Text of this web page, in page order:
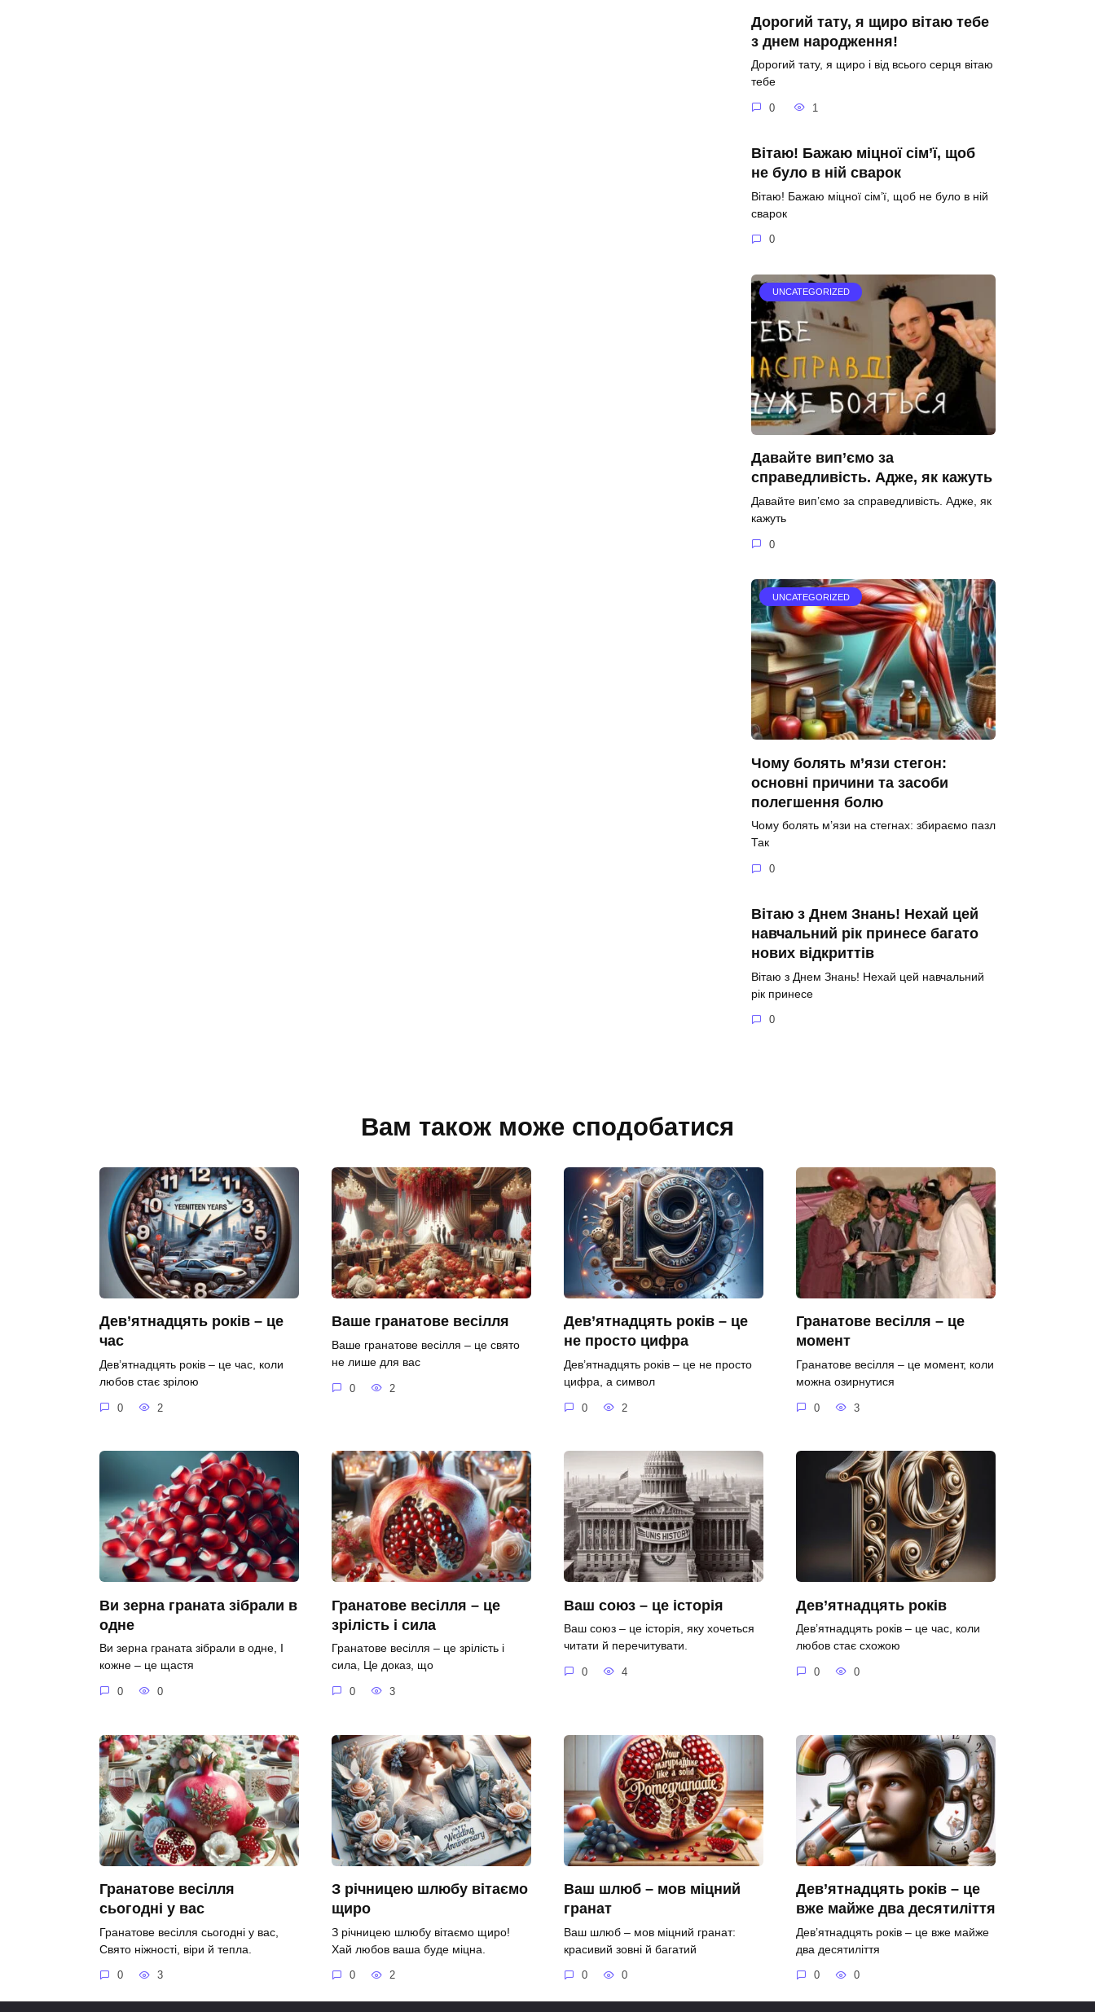
Дорогий тату, я щиро вітаю тебе
з днем народження!
Дорогий тату, я щиро і від всього серця вітаю
тебе
0 1
Вітаю! Бажаю міцної сім’ї, щоб
не було в ній сварок
Вітаю! Бажаю міцної сім’ї, щоб не було в ній
сварок
0
UNCATEGORIZED
Давайте вип’ємо за
справедливість. Адже, як кажуть
Давайте вип’ємо за справедливість. Адже, як
кажуть
0
UNCATEGORIZED
Чому болять м’язи стегон:
основні причини та засоби
полегшення болю
Чому болять м’язи на стегнах: збираємо пазл
Так
0
Вітаю з Днем Знань! Нехай цей
навчальний рік принесе багато
нових відкриттів
Вітаю з Днем Знань! Нехай цей навчальний
рік принесе
0
Вам також може сподобатися
Дев’ятнадцять років – це
час
Дев’ятнадцять років – це час, коли
любов стає зрілою
0 2
Ваше гранатове весілля
Ваше гранатове весілля – це свято
не лише для вас
0 2
Дев’ятнадцять років – це
не просто цифра
Дев’ятнадцять років – це не просто
цифра, а символ
0 2
Гранатове весілля – це
момент
Гранатове весілля – це момент, коли
можна озирнутися
0 3
Ви зерна граната зібрали в
одне
Ви зерна граната зібрали в одне, І
кожне – це щастя
0 0
Гранатове весілля – це
зрілість і сила
Гранатове весілля – це зрілість і
сила, Це доказ, що
0 3
Ваш союз – це історія
Ваш союз – це історія, яку хочеться
читати й перечитувати.
0 4
Дев’ятнадцять років
Дев’ятнадцять років – це час, коли
любов стає схожою
0 0
Гранатове весілля
сьогодні у вас
Гранатове весілля сьогодні у вас,
Свято ніжності, віри й тепла.
0 3
З річницею шлюбу вітаємо
щиро
З річницею шлюбу вітаємо щиро!
Хай любов ваша буде міцна.
0 2
Ваш шлюб – мов міцний
гранат
Ваш шлюб – мов міцний гранат:
красивий зовні й багатий
0 0
Дев’ятнадцять років – це
вже майже два десятиліття
Дев’ятнадцять років – це вже майже
два десятиліття
0 0